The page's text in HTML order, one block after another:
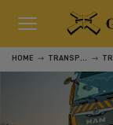
HOME TRANSPORT